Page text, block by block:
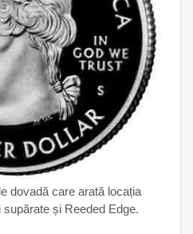
dovadă care arată locația
și Reeded Edge.